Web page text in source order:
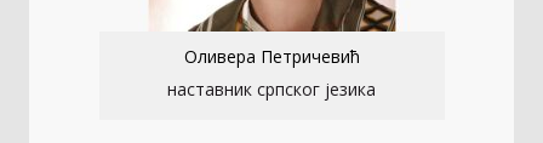
Оливера Петричевић
наставник српског језика